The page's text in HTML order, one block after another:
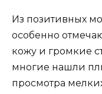
Из позитивных
особенно
кожу и громкие
многие нашли
просмотра